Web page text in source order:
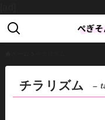
チラリズム –